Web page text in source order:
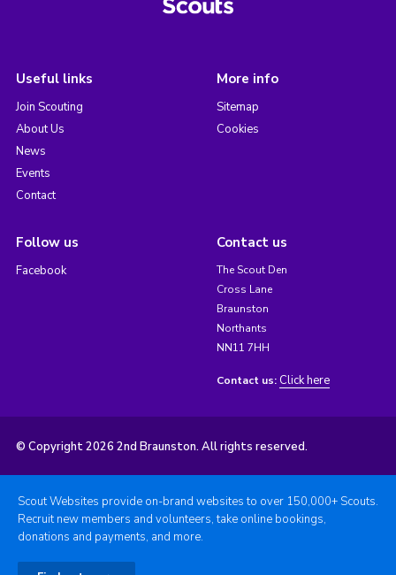
Useful links
Join Scouting
About Us
News
Events
Contact
More info
Sitemap
Cookies
Follow us
Facebook
Contact us
The Scout Den
Cross Lane
Braunston
Northants
NN11 7HH
Contact us: Click here
© Copyright 2026 2nd Braunston. All rights reserved.
Scout Websites provide on-brand websites to over 150,000+ Scouts.
Recruit new members and volunteers, take online bookings,
donations and payments, and more.